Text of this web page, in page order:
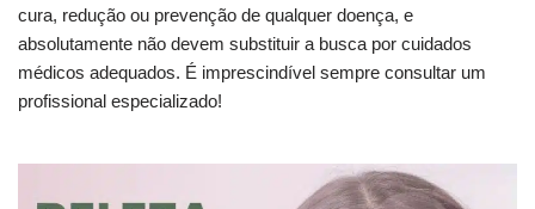
cura, redução ou prevenção de qualquer doença, e
absolutamente não devem substituir a busca por cuidados
médicos adequados. É imprescindível sempre consultar um
profissional especializado!